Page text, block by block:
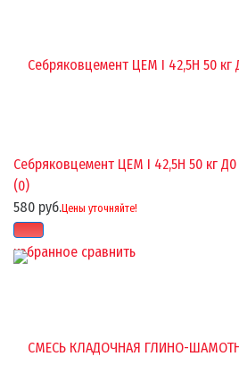
избранное сравнить
Себряковцемент ЦЕМ I 42,5Н 50 кг
(0)
580 руб.Цены уточняйте!